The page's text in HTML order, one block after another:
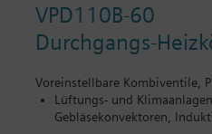
VPD110B-60
Durchgangs-
Voreinstellbare Kombiventile,
Lüftungs- und
Gebläsekonvektoren,